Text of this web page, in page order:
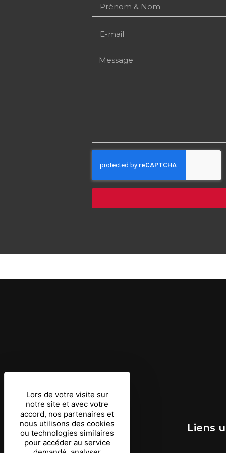
En savoir plus Liens
Lors de votre visite sur
notre site et avec votre
accord, nos partenaires et
nous utilisons des cookies
ou technologies similaires
pour accéder au service